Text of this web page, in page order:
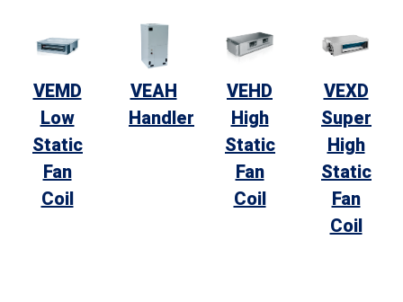
VEMD
Low
Static
Fan
Coil
VEAH
Handler
VEHD
High
Static
Fan
Coil
VEXD
Super
High
Static
Fan
Coil